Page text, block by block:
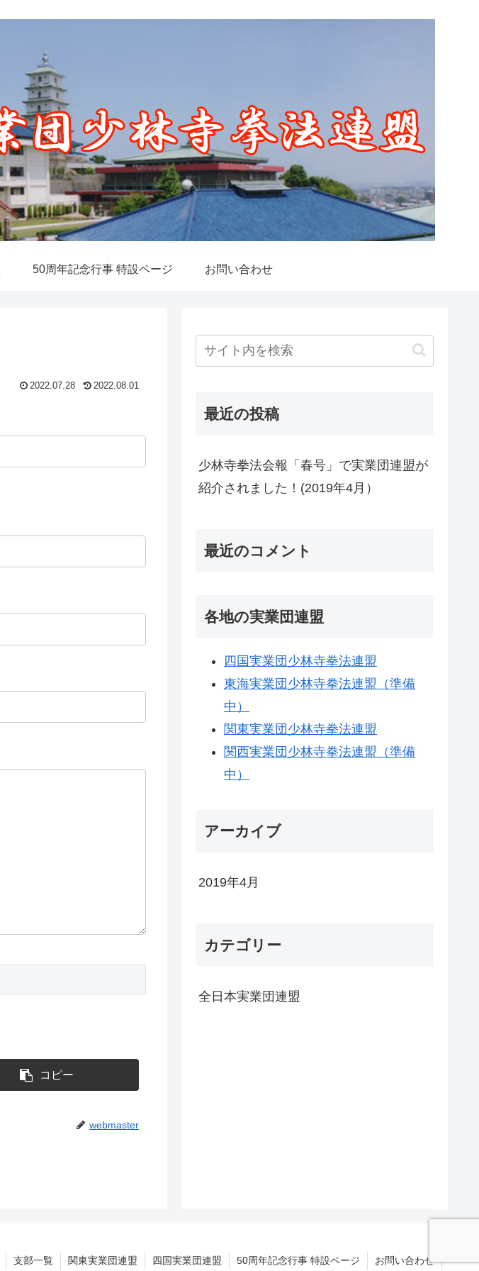
50周年記念行事 特設ページ お問い合わせ
2022.07.28 2022.08.01
コピー
webmaster
最近の投稿
少林寺拳法会報「春号」で実業団連盟が
紹介されました！(2019年4月）
最近のコメント
各地の実業団連盟
四国実業団少林寺拳法連盟
東海実業団少林寺拳法連盟（準備
中）
関東実業団少林寺拳法連盟
関西実業団少林寺拳法連盟（準備
中）
アーカイブ
2019年4月
カテゴリー
全日本実業団連盟
支部一覧 関東実業団連盟 四国実業団連盟 50周年記念行事 特設ページ お問い合わせ